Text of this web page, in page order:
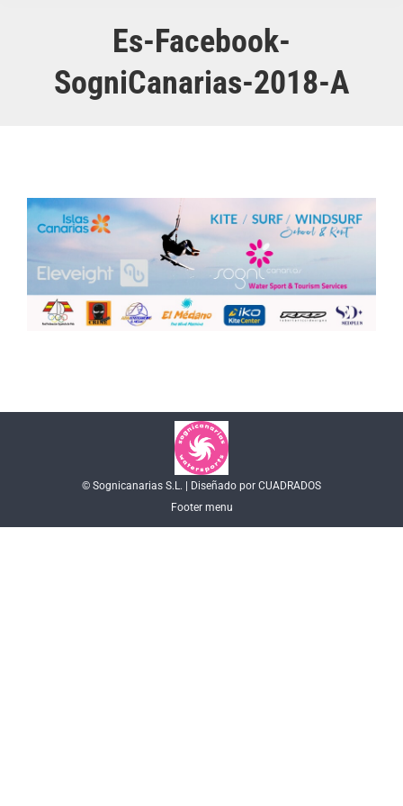
Es-Facebook-
SogniCanarias-2018-A
© Sognicanarias S.L. | Diseñado por CUADRADOS
Footer menu